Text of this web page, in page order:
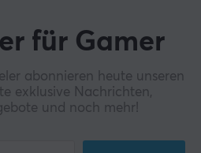
für Gamer
abonnieren heute unseren
exklusive Nachrichten,
und noch mehr!